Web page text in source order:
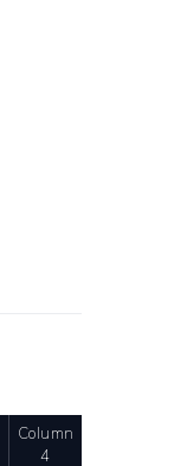
Column
4